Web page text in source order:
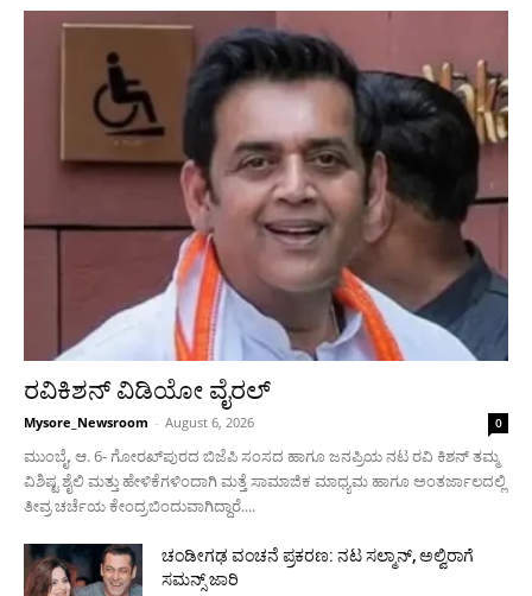
ರವಿಕಿಶನ್ ವಿಡಿಯೋ ವೈರಲ್
Mysore_Newsroom - August 6, 2026 0
ಮುಂಬೈ, ಆ. 6- ಗೋರಖ್‍ಪುರದ ಬಿಜೆಪಿ ಸಂಸದ ಹಾಗೂ ಜನಪ್ರಿಯ ನಟ ರವಿ ಕಿಶನ್ ತಮ್ಮ
ವಿಶಿಷ್ಟ ಶೈಲಿ ಮತ್ತು ಹೇಳಿಕೆಗಳಿಂದಾಗಿ ಮತ್ತೆ ಸಾಮಾಜಿಕ ಮಾಧ್ಯಮ ಹಾಗೂ ಅಂತರ್ಜಾಲದಲ್ಲಿ
ತೀವ್ರ ಚರ್ಚೆಯ ಕೇಂದ್ರಬಿಂದುವಾಗಿದ್ದಾರೆ....
ಚಂಡೀಗಢ ವಂಚನೆ ಪ್ರಕರಣ: ನಟ ಸಲ್ಮಾನ್, ಅಲ್ವಿರಾಗೆ
ಸಮನ್ಸ್ ಜಾರಿ